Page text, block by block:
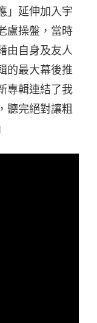
」延伸加入宇
盧操盤，當時
由自身及友人
的最大幕後推
專輯連結了我
聽完絕對讓粗